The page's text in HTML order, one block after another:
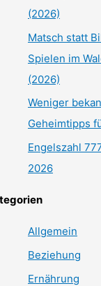
(2026)
Matsch statt
Spielen im
(2026)
Weniger
Geheimtipps
Engelszahl
2026
Allgemein
Beziehung
Ernährung